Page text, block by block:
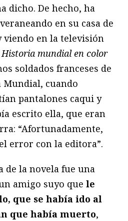
dicho. De hecho, ha
en su casa de
viendo en la televisión
Historia mundial en color
soldados franceses de
Mundial, cuando
pantalones caqui y
escrito ella, que eran
“Afortunadamente,
error con la editora”.
de la novela fue una
amigo suyo que le
que se había ido al
que había muerto,